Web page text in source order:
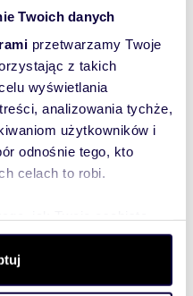
Twoich danych
przetwarzamy Twoje
z takich
wyświetlania
analizowania tychże,
użytkowników i
odnośnie tego, kto
celach to robi.
własne preferencje w
plików cookie możesz
w dowolnej chwili.
działalność
w strategicznej
kontaktu w celu
oraz
działki.
internetowej
aktualizacji i nie